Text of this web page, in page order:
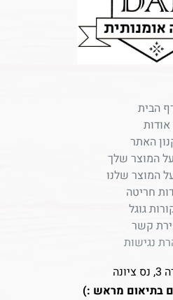
הבית
אודות
האתר
המוצר שלך
המוצר שלנו
חריטה
גוגל
קשר
נגישות
בתיאום מראש :)